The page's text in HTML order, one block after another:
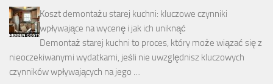
Koszt demontażu starej kuchni: kluczowe czynniki
wpływające na wycenę i jak ich uniknąć
Demontaż starej kuchni to proces, który może wiązać się z
nieoczekiwanymi wydatkami, jeśli nie uwzględnisz kluczowych
czynników wpływających na jego …